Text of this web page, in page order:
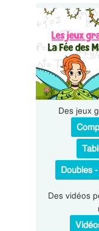
Des jeux
Doubles
Des vidéos